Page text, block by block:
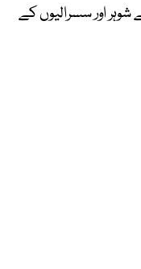
شوہر اور سسرالیوں کے